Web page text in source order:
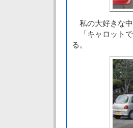
私の大好きな中
「キャロット
る。